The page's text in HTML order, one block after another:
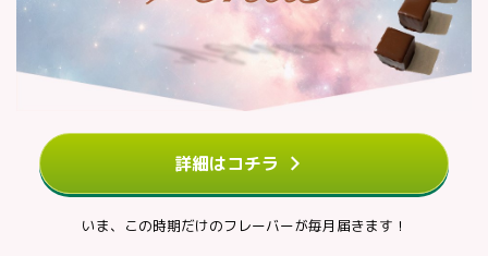
詳細はコチラ
いま、この時期だけのフレーバーが毎月届きます！